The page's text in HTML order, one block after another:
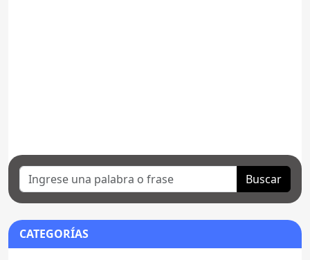
Buscar
CATEGORÍAS